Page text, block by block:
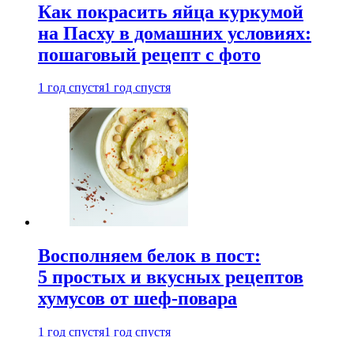
Как покрасить яйца куркумой
на Пасху в домашних условиях:
пошаговый рецепт с фото
1 год спустя1 год спустя
Восполняем белок в пост:
5 простых и вкусных рецептов
хумусов от шеф-повара
1 год спустя1 год спустя